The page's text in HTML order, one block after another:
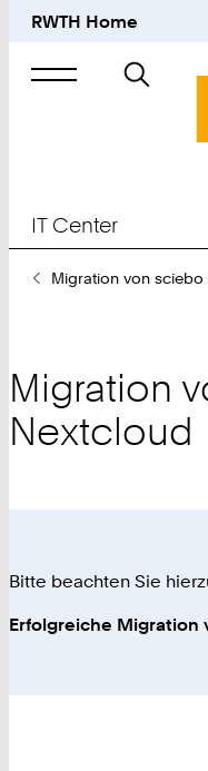
RWTH Home
Suche
nach
IT Center
SieMigration von sciebo
Migration
Nextcloud
Bitte beachten Sie
Erfolgreiche Migration